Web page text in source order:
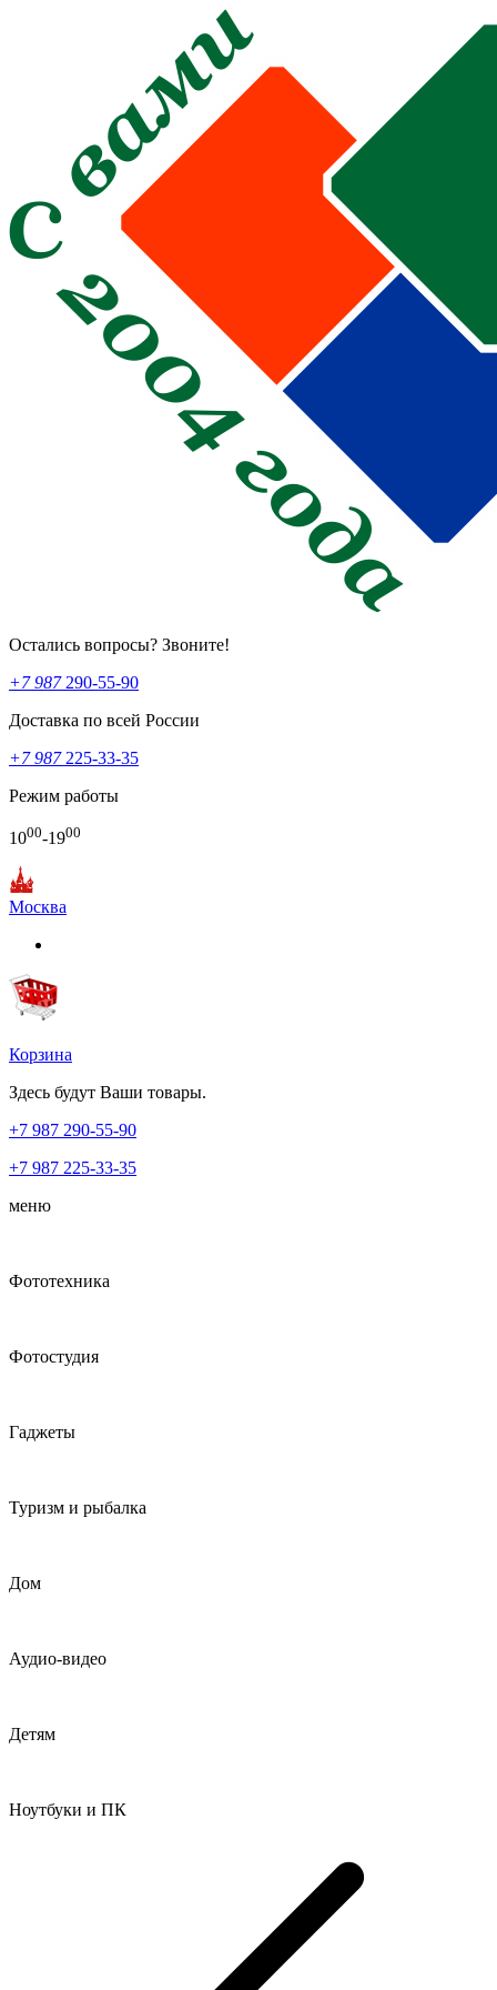
Остались вопросы? Звоните!
+7 987290-55-90
Доставка по всей России
+7 987225-33-35
Режим работы
1000-1900
Москва
Корзина
Здесь будут Ваши товары.
+7 987 290-55-90
+7 987 225-33-35
меню
Фототехника
Фотостудия
Гаджеты
Туризм и рыбалка
Дом
Аудио-видео
Детям
Ноутбуки и ПК